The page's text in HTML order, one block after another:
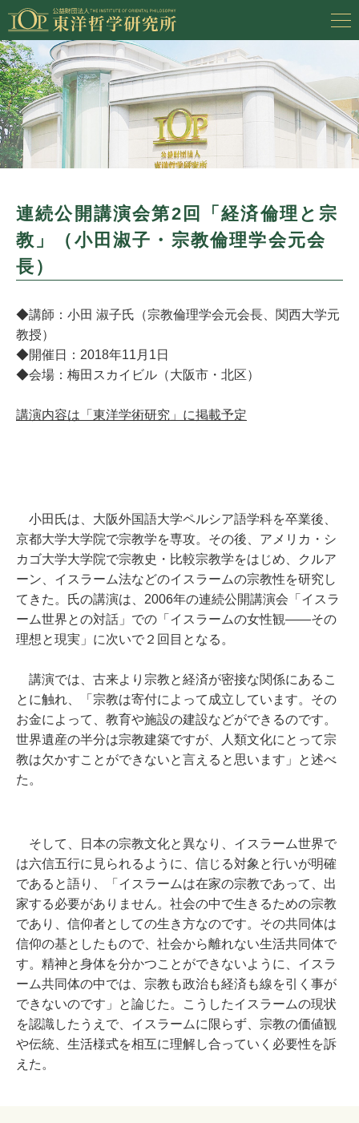
連続公開講演会第2回「経済倫理と宗
教」（小田淑子・宗教倫理学会元会
長）
◆講師：小田 淑子氏（宗教倫理学会元会長、関西大学元
教授）
◆開催日：2018年11月1日
◆会場：梅田スカイビル（大阪市・北区）
講演内容は「東洋学術研究」に掲載予定
小田氏は、大阪外国語大学ペルシア語学科を卒業後、
京都大学大学院で宗教学を専攻。その後、アメリカ・シ
カゴ大学大学院で宗教史・比較宗教学をはじめ、クルア
ーン、イスラーム法などのイスラームの宗教性を研究し
てきた。氏の講演は、2006年の連続公開講演会「イスラ
ーム世界との対話」での「イスラームの女性観――その
理想と現実」に次いで２回目となる。
講演では、古来より宗教と経済が密接な関係にあるこ
とに触れ、「宗教は寄付によって成立しています。その
お金によって、教育や施設の建設などができるのです。
世界遺産の半分は宗教建築ですが、人類文化にとって宗
教は欠かすことができないと言えると思います」と述べ
た。
そして、日本の宗教文化と異なり、イスラーム世界で
は六信五行に見られるように、信じる対象と行いが明確
であると語り、「イスラームは在家の宗教であって、出
家する必要がありません。社会の中で生きるための宗教
であり、信仰者としての生き方なのです。その共同体は
信仰の基としたもので、社会から離れない生活共同体で
す。精神と身体を分かつことができないように、イスラ
ーム共同体の中では、宗教も政治も経済も線を引く事が
できないのです」と論じた。こうしたイスラームの現状
を認識したうえで、イスラームに限らず、宗教の価値観
や伝統、生活様式を相互に理解し合っていく必要性を訴
えた。